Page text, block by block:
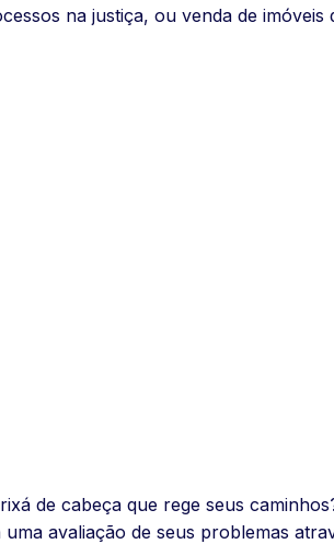
na justiça, ou venda de
de cabeça que rege seus
avaliação de seus problemas